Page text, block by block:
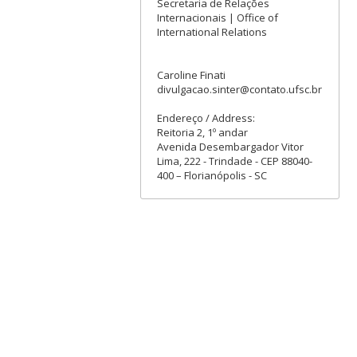
Secretaria de Relações
Internacionais | Office of
International Relations
Caroline Finati
divulgacao.sinter@contato.ufsc.br
Endereço / Address:
Reitoria 2, 1º andar
Avenida Desembargador Vitor
Lima, 222 - Trindade - CEP 88040-
400 – Florianópolis - SC